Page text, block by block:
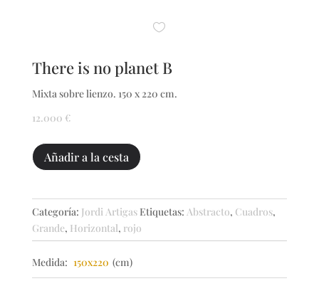
There is no planet B
Mixta sobre lienzo. 150 x 220 cm.
12.000 €
There
is
planet
B
cantidad
Añadir a la cesta
Categoría: Jordi Artigas Etiquetas: Abstracto, Cuadros,
Grande, Horizontal, rojo
Medida: 150x220 (cm)